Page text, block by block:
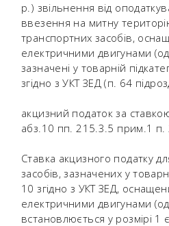
р.) звільнення від
ввезення на митну
транспортних засобів,
електричними двигунами
зазначені у товарній
згідно з УКТ ЗЕД (п. 64
акцизний податок за
абз.10 пп. 215.3.5 прим.1 п.
Ставка акцизного податку
засобів, зазначених у
10 згідно з УКТ ЗЕД,
електричними двигунами
встановлюється у розмірі 1